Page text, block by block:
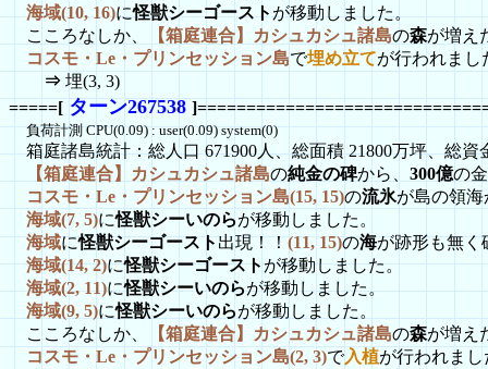
海域(10, 16)に怪獣シーゴーストが移動しました。
こころなしか、
【箱庭連合】カシュカシュ諸島の森が増え
コスモ・Le・プリンセッション島で埋め立てが行われまし
⇒ 埋(3, 3)
=====[ ターン267538
負荷計測 CPU(0.09) : user(0.09) system(0)
箱庭諸島統計：総人口 671900人、総面積 21800万坪、総資
【箱庭連合】カシュカシュ諸島の純金の碑から、 300億の
コスモ・Le・プリンセッション島(15, 15)の流氷が島の領
海域(7, 5)に怪獣シーいのらが移動しました。
海域に怪獣シーゴースト出現！！(11, 15)の海が跡形も無く
海域(14, 2)に怪獣シーゴーストが移動しました。
海域(2, 11)に怪獣シーいのらが移動しました。
海域(9, 5)に怪獣シーいのらが移動しました。
こころなしか、
【箱庭連合】カシュカシュ諸島の森が増え
コスモ・Le・プリンセッション島(2, 3)で入植が行われまし